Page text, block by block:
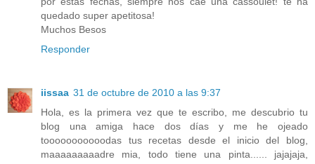
quedado super apetitosa!
Muchos Besos
Responder
iissaa 31 de octubre de 2010 a las 9:37
Hola, es la primera vez que te escribo, me descubrio tu
blog una amiga hace dos días y me he ojeado
tooooooooooodas tus recetas desde el inicio del blog,
maaaaaaaaadre mia, todo tiene una pinta...... jajajaja,